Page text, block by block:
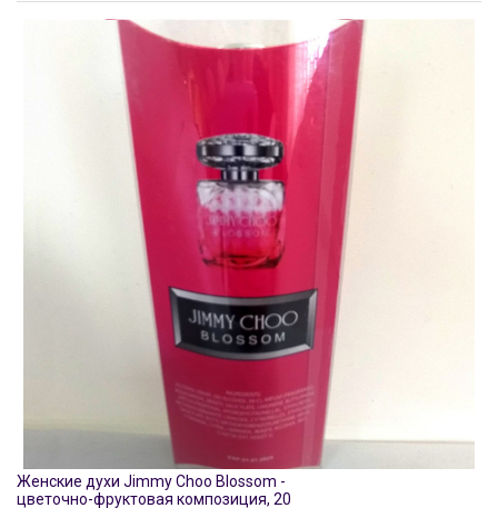
Женские духи Jimmy Choo Blossom -
цветочно-фруктовая композиция, 20